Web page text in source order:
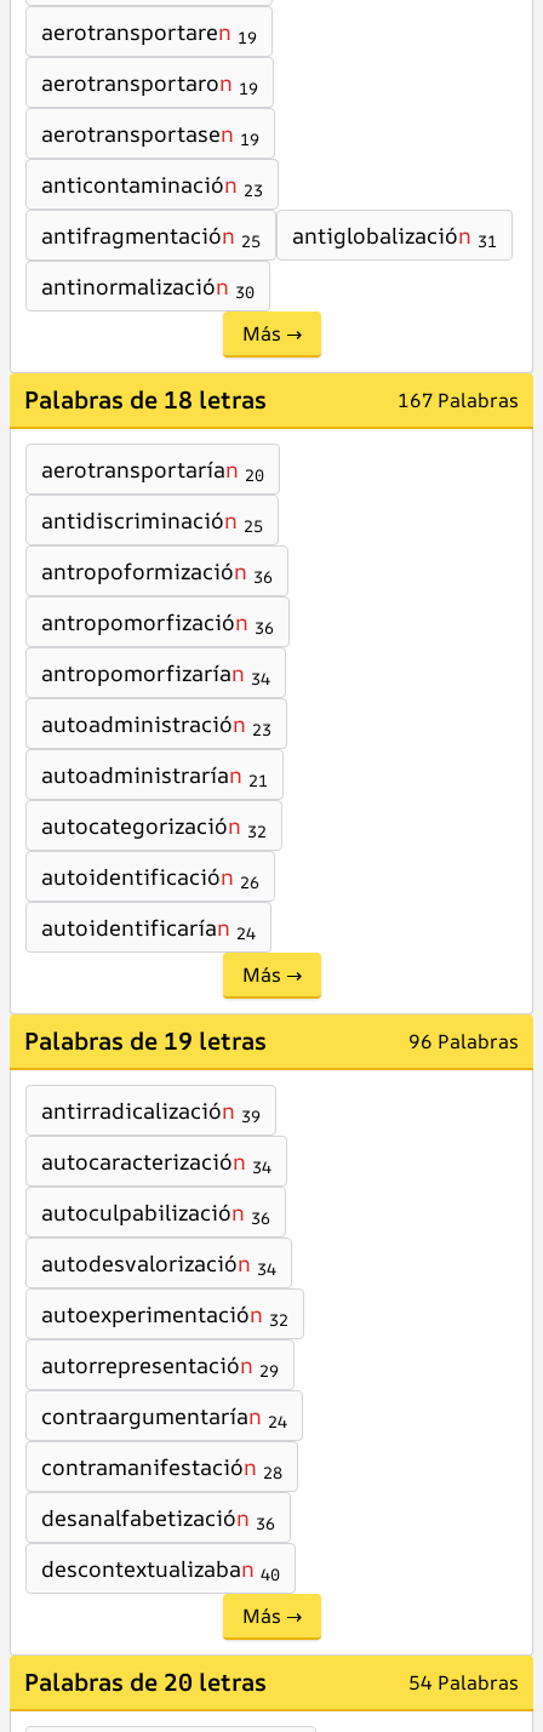
aerotransportaren 19
aerotransportaron 19
aerotransportasen 19
anticontaminación 23
antifragmentación 25 antiglobalización 31
antinormalización 30
Más →
Palabras de 18 letras 167 Palabras
aerotransportarían 20
antidiscriminación 25
antropoformización 36
antropomorfización 36
antropomorfizarían 34
autoadministración 23
autoadministrarían 21
autocategorización 32
autoidentificación 26
autoidentificarían 24
Más →
Palabras de 19 letras 96 Palabras
antirradicalización 39
autocaracterización 34
autoculpabilización 36
autodesvalorización 34
autoexperimentación 32
autorrepresentación 29
contraargumentarían 24
contramanifestación 28
desanalfabetización 36
descontextualizaban 40
Más →
Palabras de 20 letras 54 Palabras